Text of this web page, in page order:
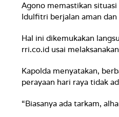
Agono memastikan
Idulfitri berjalan aman dan
Hal ini dikemukakan
rri.co.id usai
Kapolda menyatakan,
perayaan hari raya tidak
“Biasanya ada tarkam,